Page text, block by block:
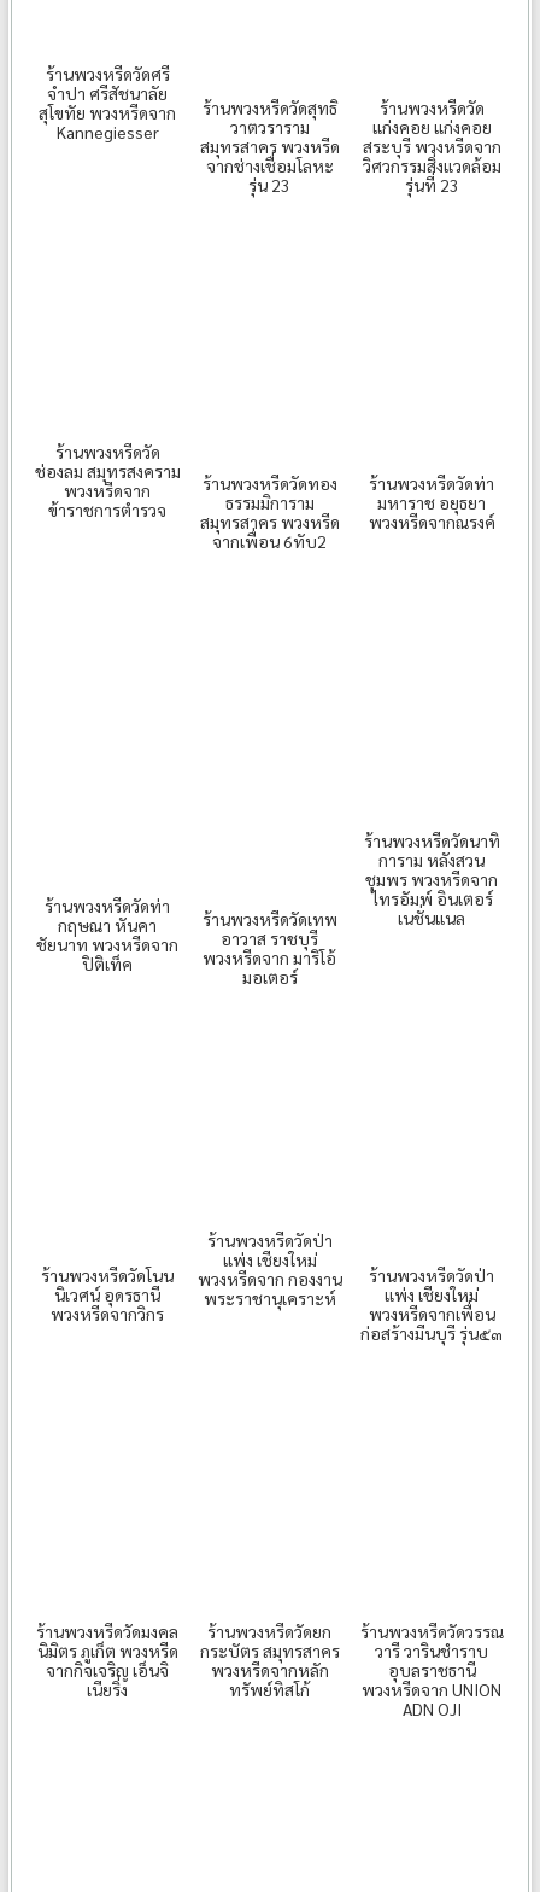
ร้านพวงหรีดวัดศรี
จำปา ศรีสัชนาลัย
สุโขทัย พวงหรีดจาก
Kannegiesser
ร้านพวงหรีดวัดสุทธิ
วาตวราราม
สมุทรสาคร พวงหรีด
จากช่างเชื่อมโลหะ
รุ่น 23
ร้านพวงหรีดวัด
แก่งคอย แก่งคอย
สระบุรี พวงหรีดจาก
วิศวกรรมสิ่งแวดล้อม
รุ่นที่ 23
ร้านพวงหรีดวัด
ช่องลม สมุทรสงคราม
พวงหรีดจาก
ข้าราชการตำรวจ
ร้านพวงหรีดวัดทอง
ธรรมมิการาม
สมุทรสาคร พวงหรีด
จากเพื่อน 6ทับ2
ร้านพวงหรีดวัดท่า
มหาราช อยุธยา
พวงหรีดจากณรงค์
ร้านพวงหรีดวัดท่า
กฤษณา หันคา
ชัยนาท พวงหรีดจาก
ปิติเท็ค
ร้านพวงหรีดวัดเทพ
อาวาส ราชบุรี
พวงหรีดจาก มาริโอ้
มอเตอร์
ร้านพวงหรีดวัดนาทิ
การาม หลังสวน
ชุมพร พวงหรีดจาก
ไทรอัมพ์ อินเตอร์
เนชั่นแนล
ร้านพวงหรีดวัดโนน
นิเวศน์ อุดรธานี
พวงหรีดจากวิกร
ร้านพวงหรีดวัดป่า
แพ่ง เชียงใหม่
พวงหรีดจาก กองงาน
พระราชานุเคราะห์
ร้านพวงหรีดวัดป่า
แพ่ง เชียงใหม่
พวงหรีดจากเพื่อน
ก่อสร้างมีนบุรี รุ่น๕๓
ร้านพวงหรีดวัดมงคล
นิมิตร ภูเก็ต พวงหรีด
จากกิจเจริญ เอ็นจิ
เนียริ่ง
ร้านพวงหรีดวัดยก
กระบัตร สมุทรสาคร
พวงหรีดจากหลัก
ทรัพย์ทิสโก้
ร้านพวงหรีดวัดวรรณ
วารี วารินชำราบ
อุบลราชธานี
พวงหรีดจาก UNION
ADN OJI